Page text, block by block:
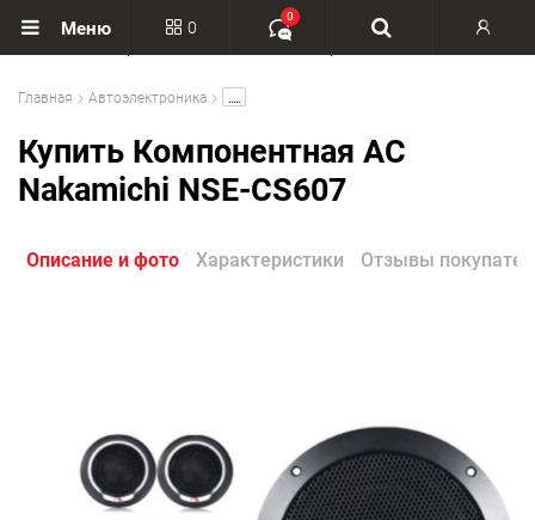
Меню 0
0
Главная Автоэлектроника
Купить Компонентная АС
Nakamichi NSE-CS607
Описание и фото Характеристики Отзывы